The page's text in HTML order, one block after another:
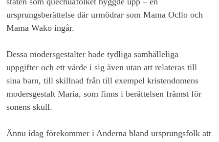
ursprungsberättelse där urmödrar som Mama Ocllo och
Mama Wako ingår.
Dessa modersgestalter hade tydliga samhälleliga
uppgifter och ett värde i sig även utan att relateras till
sina barn, till skillnad från till exempel kristendomens
modersgestalt Maria, som finns i berättelsen främst för
sonens skull.
Ännu idag förekommer i Anderna bland ursprungsfolk att